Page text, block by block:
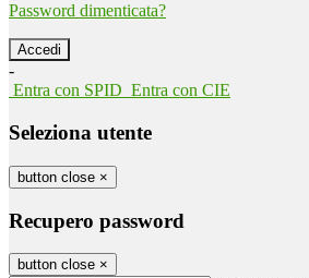
Password dimenticata?
-
Entra con SPID Entra con CIE
Seleziona utente
button close ×
Recupero password
button close ×